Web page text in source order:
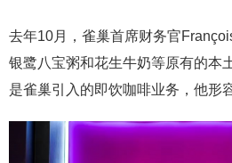
去年10月，雀巢首席财务官
银鹭八宝粥和花生牛奶等原有的本
是雀巢引入的即饮咖啡业务，他形